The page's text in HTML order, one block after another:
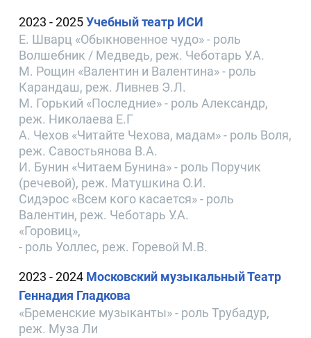
2023 - 2025Учебный театр ИСИ
Е. Шварц «Обыкновенное чудо» - роль
Волшебник / Медведь, реж. Чеботарь У.А.
М. Рощин «Валентин и Валентина» - роль
Карандаш, реж. Ливнев Э.Л.
М. Горький «Последние» - роль Александр,
реж. Николаева Е.Г
А. Чехов «Читайте Чехова, мадам» - роль Воля,
реж. Савостьянова В.А.
И. Бунин «Читаем Бунина» - роль Поручик
(речевой), реж. Матушкина О.И.
Сидэрос «Всем кого касается» - роль
Валентин, реж. Чеботарь У.А.
«Горовиц»,
- роль Уоллес, реж. Горевой М.В.
2023 - 2024 Московский музыкальный Театр
Геннадия Гладкова
«Бременские музыканты» - роль Трубадур,
реж. Муза Ли